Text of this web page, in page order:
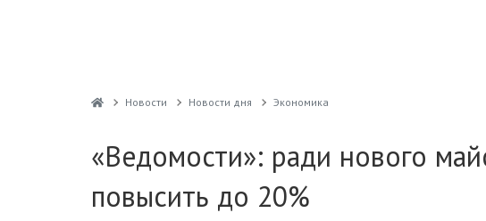
Новости Новости дня Экономика
«Ведомости»: ради нового
повысить до 20%